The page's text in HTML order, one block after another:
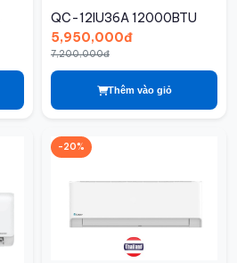
QC-12IU36A 12000BTU
5,950,000đ
7,200,000đ
Thêm vào giỏ
-20%